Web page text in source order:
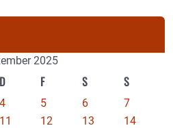
2025
D F S S
4 5 6
7
11 12 13
14